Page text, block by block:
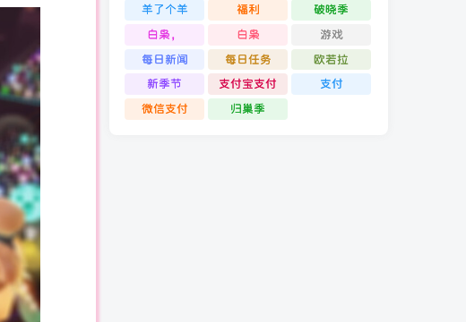
羊了个羊
福利
破晓季
白枭，
白枭
游戏
每日新闻
每日任务
欧若拉
新季节
支付宝支付
支付
微信支付
归巢季